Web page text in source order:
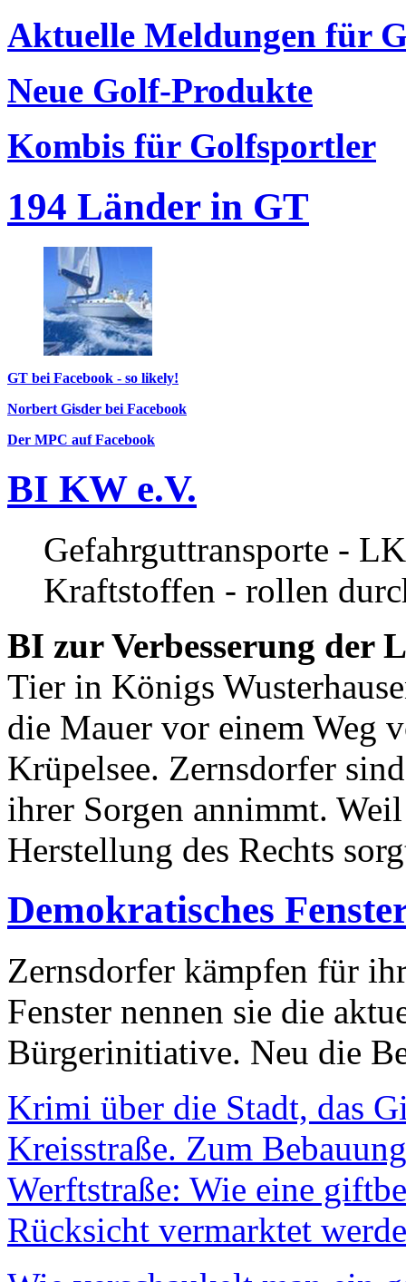
Aktuelle Meldungen für
Neue Golf-Produkte
Kombis für Golfsportler
194 Länder in GT
GT bei Facebook - so likely!
Norbert Gisder bei Facebook
Der MPC auf Facebook
BI KW e.V.
Gefahrguttransporte -
Kraftstoffen - rollen
BI zur Verbesserung der
Tier in Königs
die Mauer vor einem Weg
Krüpelsee. Zernsdorfer
ihrer Sorgen annimmt.
Herstellung des Rechts
Demokratisches
Zernsdorfer kämpfen für
Fenster nennen sie die
Bürgerinitiative. Neu die
Krimi über die Stadt, das
Kreisstraße. Zum
Werftstraße: Wie eine
Rücksicht vermarktet